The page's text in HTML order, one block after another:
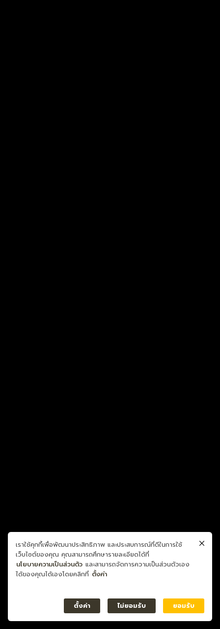
เราใช้คุกกี้เพื่อพัฒนาประสิทธิภาพ และประสบการณ์ที่ดีในการใช้
เว็บไซต์ของคุณ คุณสามารถศึกษารายละเอียดได้ที่
นโยบายความเป็นส่วนตัว และสามารถจัดการความเป็นส่วนตัวเอง
ได้ของคุณได้เองโดยคลิกที่ ตั้งค่า
ตั้งค่า ไม่ยอมรับ ยอมรับ